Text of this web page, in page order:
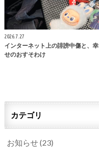
2026.7.27
インターネット上の誹謗中傷と、幸
せのおすそわけ
カテゴリ
お知らせ(23)